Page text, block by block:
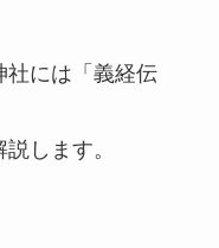
社には「義経伝
します。